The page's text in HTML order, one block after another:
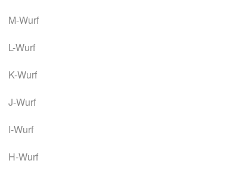
M-Wurf
L-Wurf
K-Wurf
J-Wurf
I-Wurf
H-Wurf